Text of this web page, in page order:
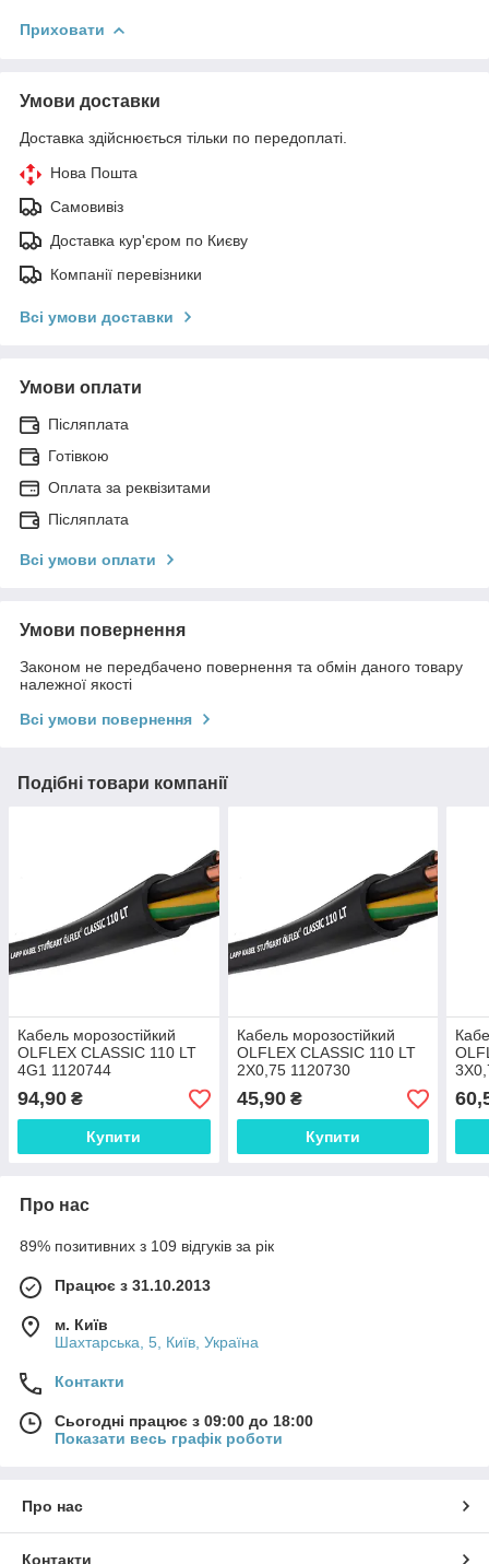
Приховати
Умови доставки
Доставка здійснюється тільки по передоплаті.
Нова Пошта
Самовивіз
Доставка кур'єром по Києву
Компанії перевізники
Всі умови доставки
Умови оплати
Післяплата
Готівкою
Оплата за реквізитами
Післяплата
Всі умови оплати
Умови повернення
Законом не передбачено повернення та обмін даного товару
належної якості
Всі умови повернення
Подібні товари компанії
Кабель морозостійкий
OLFLEX CLASSIC 110 LT
4G1 1120744
94,90 ₴
Купити
Кабель морозостійкий
OLFLEX CLASSIC 110 LT
2X0,75 1120730
45,90₴
Купити
Про нас
89% позитивних з 109 відгуків за рік
Працює з 31.10.2013
м. Київ
Шахтарська, 5, Київ, Україна
Контакти
Сьогодні працює з 09:00 до 18:00
Показати весь графік роботи
Про нас
Контакти